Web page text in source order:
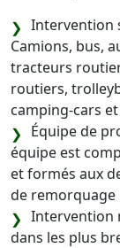
Intervention
Camions, bus,
tracteurs
routiers,
camping-cars
Équipe de
équipe est
et formés aux
de remorquage
Intervention
dans les plus